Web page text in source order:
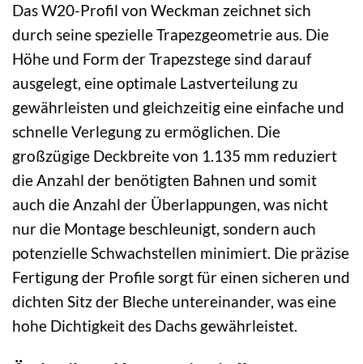
Das W20-Profil von Weckman zeichnet sich
durch seine spezielle Trapezgeometrie aus. Die
Höhe und Form der Trapezstege sind darauf
ausgelegt, eine optimale Lastverteilung zu
gewährleisten und gleichzeitig eine einfache und
schnelle Verlegung zu ermöglichen. Die
großzügige Deckbreite von 1.135 mm reduziert
die Anzahl der benötigten Bahnen und somit
auch die Anzahl der Überlappungen, was nicht
nur die Montage beschleunigt, sondern auch
potenzielle Schwachstellen minimiert. Die präzise
Fertigung der Profile sorgt für einen sicheren und
dichten Sitz der Bleche untereinander, was eine
hohe Dichtigkeit des Dachs gewährleistet.